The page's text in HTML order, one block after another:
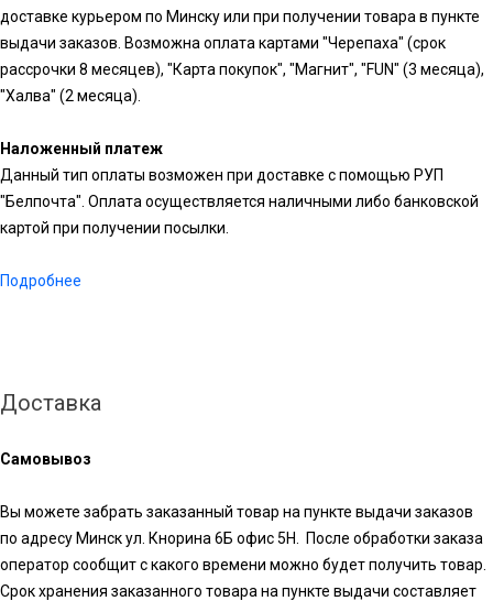
доставке курьером по Минску или при получении товара в пункте
выдачи заказов. Возможна оплата картами "Черепаха" (срок
рассрочки 8 месяцев), "Карта покупок", "Магнит", "FUN" (3 месяца),
"Халва" (2 месяца).
Наложенный платеж
Данный тип оплаты возможен при доставке с помощью РУП
"Белпочта". Оплата осуществляется наличными либо банковской
картой при получении посылки.
Подробнее
Доставка
Самовывоз
Вы можете забрать заказанный товар на пункте выдачи заказов
по адресу Минск ул. Кнорина 6Б офис 5Н. После обработки заказа
оператор сообщит с какого времени можно будет получить товар.
Срок хранения заказанного товара на пункте выдачи составляет